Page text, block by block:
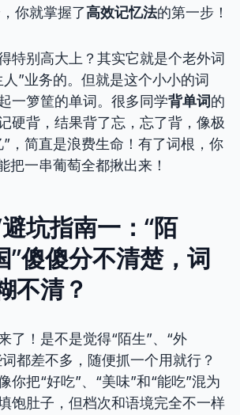
你就掌握了高效记忆法的第一步！
特别高大上？其实它就是个老外词
”业务的。但就是这个小小的词
一箩筐的单词。很多同学背单词的
硬背，结果背了忘，忘了背，像极
，简直是浪费生命！有了词根，你
把一串葡萄全都揪出来！
坑指南一：“陌
”傻傻分不清楚，词
不清？
了！是不是觉得“陌生”、“外
词都差不多，随便抓一个用就行？
你把“好吃”、“美味”和“能吃”混为
饱肚子，但档次和语境完全不一样